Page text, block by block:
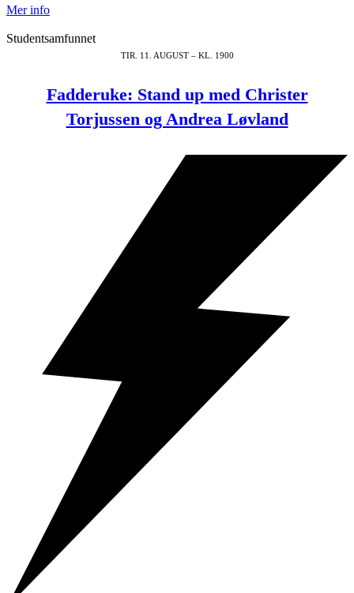
Mer info
Studentsamfunnet
TIR. 11. AUGUST – KL. 1900
Fadderuke: Stand up med Christer
Torjussen og Andrea Løvland